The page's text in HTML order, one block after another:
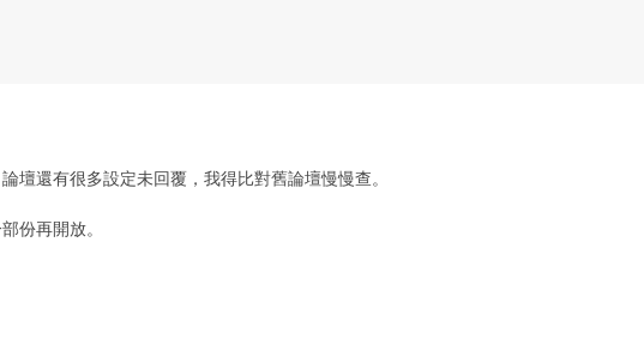
壇還有很多設定未回覆，我得比對舊論壇慢慢查。
份再開放。